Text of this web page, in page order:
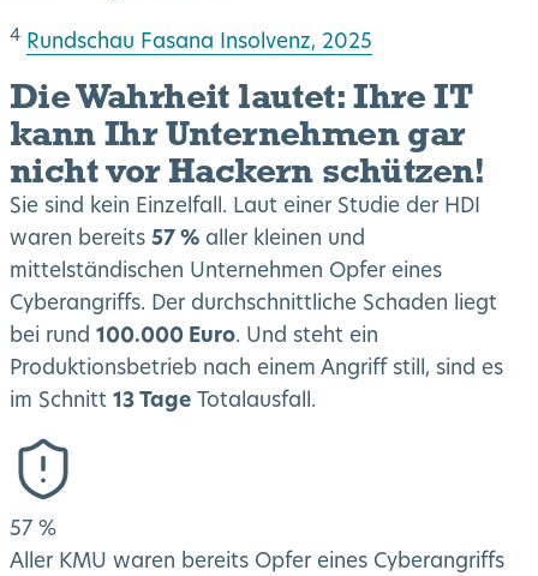
4 Rundschau Fasana Insolvenz, 2025
Die Wahrheit lautet: Ihre IT
kannIhr Unternehmen gar
nichtvor Hackern schützen!
Sie sind kein Einzelfall. Laut einer Studie der HDI
waren bereits 57 % aller kleinen und
mittelständischen Unternehmen Opfer eines
Cyberangriffs. Der durchschnittliche Schaden liegt
bei rund 100.000 Euro. Und steht ein
Produktionsbetrieb nach einem Angriff still, sind es
im Schnitt 13 Tage Totalausfall.
57 %
Aller KMU waren bereits Opfer eines Cyberangriffs